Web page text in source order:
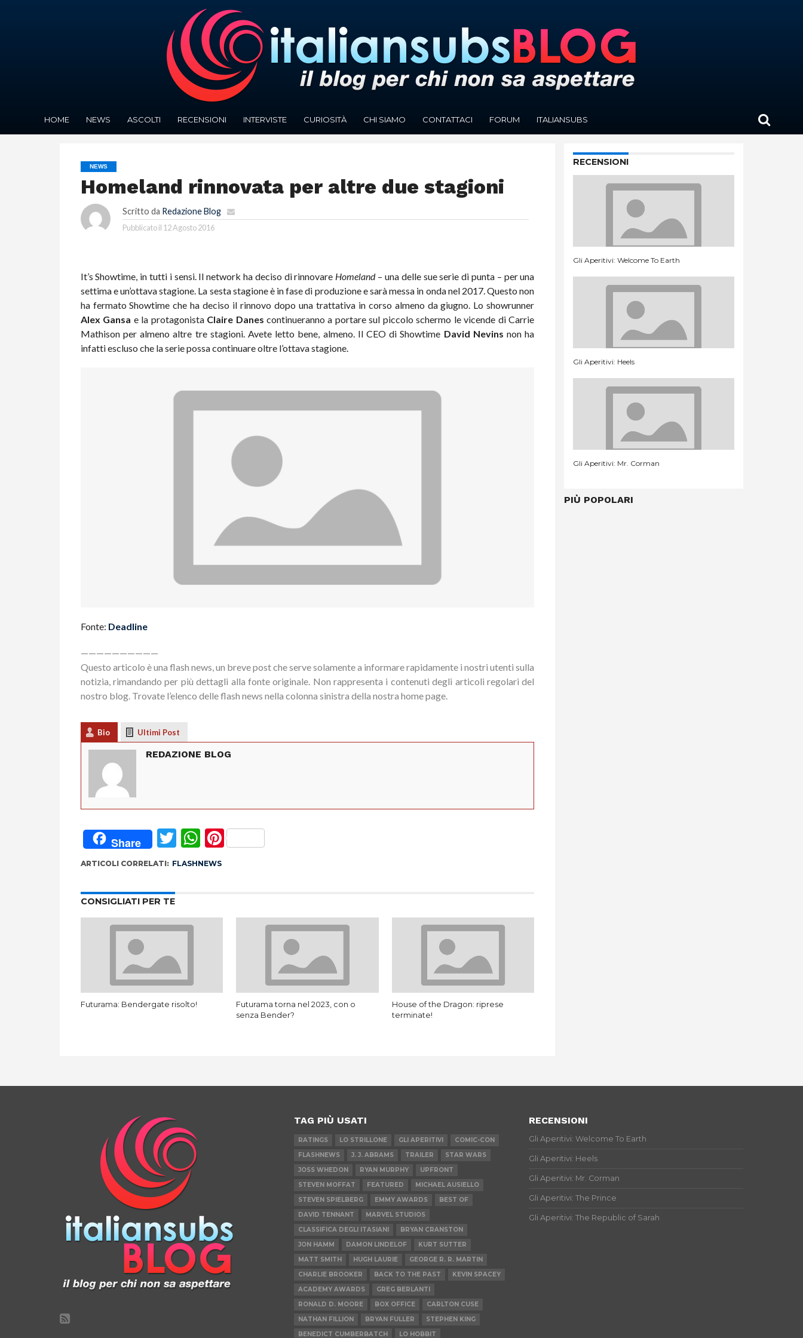
HOME NEWS ASCOLTI RECENSIONI INTERVISTE CURIOSITÀ CHI SIAMO CONTATTACI FORUM ITALIANSUBS
NEWS
Homeland rinnovata per altre due stagioni
Scritto da Redazione Blog
Pubblicato il 12 Agosto 2016
It’s Showtime, in tutti i sensi. Il network ha deciso di rinnovare Homeland– una delle sue serie di punta – per una
settima e un’ottava stagione. La sesta stagione è in fase di produzione e sarà messa in onda nel 2017. Questo non
ha fermato Showtime che ha deciso il rinnovo dopo una trattativa in corso almeno da giugno. Lo showrunner
Alex Gansa e la protagonista Claire Danes continueranno a portare sul piccolo schermo le vicende di Carrie
Mathison per almeno altre tre stagioni. Avete letto bene, almeno. Il CEO di Showtime David Nevins non ha
infatti escluso che la serie possa continuare oltre l’ottava stagione.
Fonte: Deadline
——————————
Questo articolo è una flash news, un breve post che serve solamente a informare rapidamente i nostri utenti sulla
notizia, rimandando per più dettagli alla fonte originale. Non rappresenta i contenuti degli articoli regolari del
nostro blog. Trovate l’elenco delle flash news nella colonna sinistra della nostra home page.
Bio Ultimi Post
REDAZIONE BLOG
Share Twitter
WhatsApp
Pinterest
ARTICOLI CORRELATI: FLASHNEWS
CONSIGLIATI PER TE
Futurama: Bendergate risolto!
Futurama torna nel 2023, con o
senza Bender?
House of the Dragon: riprese
terminate!
RECENSIONI
Gli Aperitivi: Welcome To Earth
Gli Aperitivi: Heels
Gli Aperitivi: Mr. Corman
PIÙ POPOLARI
TAG PIÙ USATI
RATINGS LO STRILLONE GLI APERITIVI
COMIC-CON
FLASHNEWS
J. J. ABRAMS TRAILER
STAR WARS
JOSS WHEDON
RYAN MURPHY
UPFRONT
STEVEN MOFFAT
FEATURED
MICHAEL AUSIELLO
STEVEN SPIELBERG
EMMY AWARDS
BEST OF
DAVID TENNANT
MARVEL STUDIOS
CLASSIFICA DEGLI ITASIANI
BRYAN CRANSTON
JON HAMM
DAMON LINDELOF
KURT SUTTER
MATT SMITH
HUGH LAURIE
GEORGE R. R. MARTIN
CHARLIE BROOKER
BACK TO THE PAST
KEVIN SPACEY
ACADEMY AWARDS
GREG BERLANTI
RONALD D. MOORE
BOX OFFICE
CARLTON CUSE
NATHAN FILLION
BRYAN FULLER
STEPHEN KING
BENEDICT CUMBERBATCH
LO HOBBIT
RECENSIONI
Gli Aperitivi: Welcome To Earth
Gli Aperitivi: Heels
Gli Aperitivi: Mr. Corman
Gli Aperitivi: The Prince
Gli Aperitivi: The Republic of Sarah